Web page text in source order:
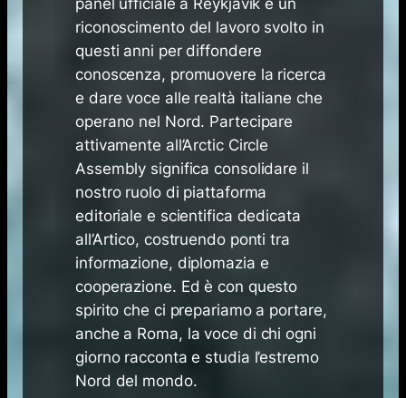
riconoscimento del lavoro svolto in
questi anni per diffondere
conoscenza, promuovere la ricerca
e dare voce alle realtà italiane che
operano nel Nord. Partecipare
attivamente all’Arctic Circle
Assembly significa consolidare il
nostro ruolo di piattaforma
editoriale e scientifica dedicata
all’Artico, costruendo ponti tra
informazione, diplomazia e
cooperazione. Ed è con questo
spirito che ci prepariamo a portare,
anche a Roma, la voce di chi ogni
giorno racconta e studia l’estremo
Nord del mondo.